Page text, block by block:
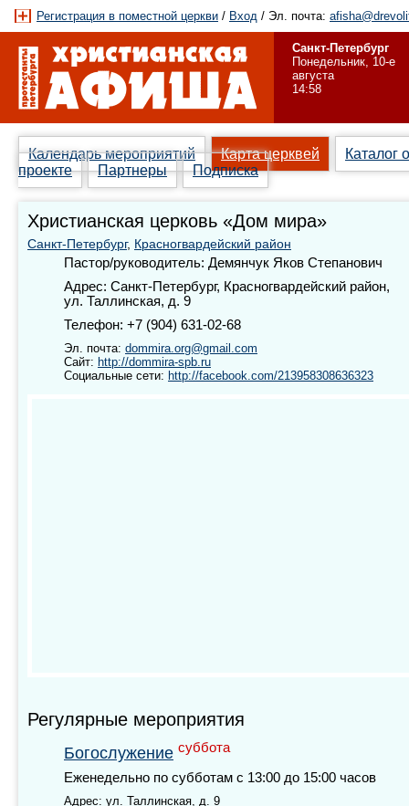
Регистрация в поместной церкви / Вход / Эл. почта:
Санкт-Петербург
Понедельник, 10-е
августа
14:58
Календарь мероприятий Карта церквей
Каталог
проекте
Партнеры Подписка
Христианская церковь «Дом мира»
Санкт-Петербург, Красногвардейский район
Пастор/руководитель: Демянчук Яков Степанович
Адрес: Санкт-Петербург, Красногвардейский район,
ул. Таллинская, д. 9
Телефон: +7 (904) 631-02-68
Эл. почта: dommira.org@gmail.com
Сайт: http://dommira-spb.ru
Социальные сети: http://facebook.com/213958308636323
Регулярные мероприятия
Богослужение суббота
Еженедельно по субботам с 13:00 до 15:00 часов
Адрес: ул. Таллинская, д. 9